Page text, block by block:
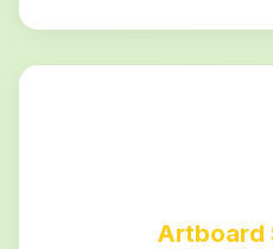
Artboard